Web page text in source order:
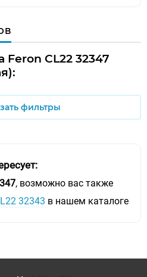
CL22 32347
фильтры
, возможно вас также
32343 в нашем каталоге